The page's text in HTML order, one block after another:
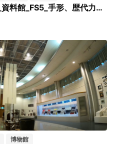
乙亥会館_154_資料館_FS5_手形、歴代力士の写真
博物館